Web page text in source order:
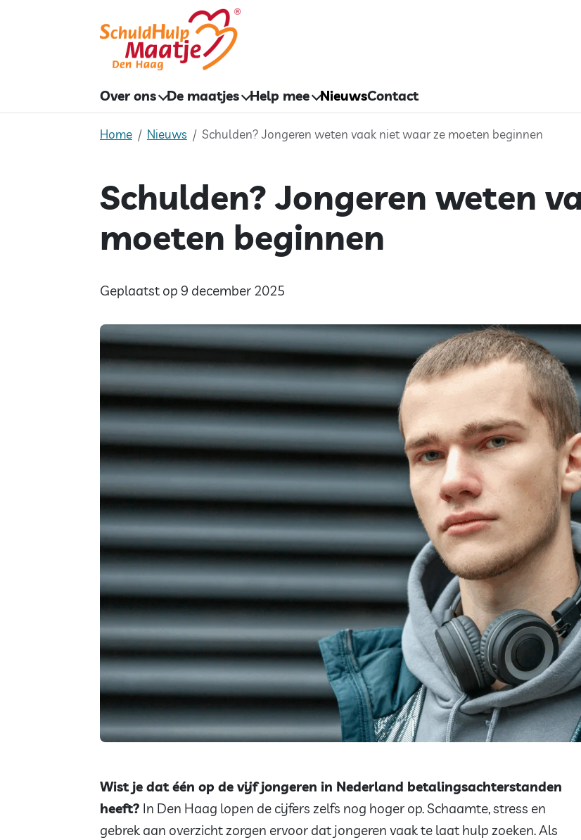
Over ons De maatjes Help mee NieuwsContact
Home Nieuws Schulden? Jongeren weten vaak niet waar ze moeten beginnen
Schulden? Jongeren weten
moeten beginnen
Geplaatst op 9 december 2025
Wist je dat één op de vijf jongeren in Nederland betalingsachterstanden
heeft? In Den Haag lopen de cijfers zelfs nog hoger op. Schaamte, stress en
gebrek aan overzicht zorgen ervoor dat jongeren vaak te laat hulp zoeken. Als